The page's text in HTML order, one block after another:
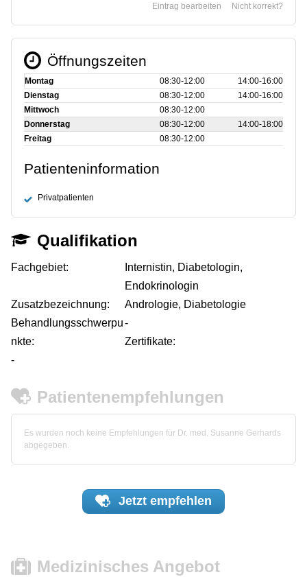
Nicht korrekt?
Eintrag bearbeiten
Öffnungszeiten
Montag 08:30‑12:00
14:00‑16:00
Dienstag
08:30‑12:00
14:00‑16:00
Mittwoch
08:30‑12:00
Donnerstag
08:30‑12:00
14:00‑18:00
Freitag
08:30‑12:00
Patienteninformation
Privatpatienten
Qualifikation
Fachgebiet:
Internistin, Diabetologin,
Endokrinologin
Zusatzbezeichnung:
Andrologie, Diabetologie
Behandlungsschwerpu
nkte:
-
Zertifikate:
-
Patientenempfehlungen
Es wurden noch keine Empfehlungen für Dr. med. Susanne Gerhards
abgegeben.
Jetzt empfehlen
Medizinisches Angebot